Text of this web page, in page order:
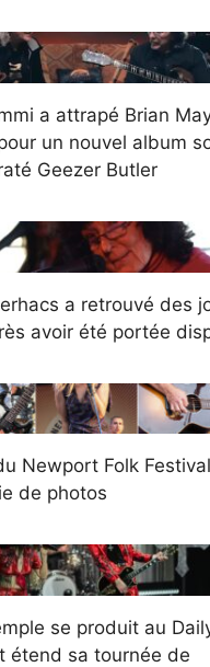
a attrapé Brian
un nouvel album
Geezer Butler
a retrouvé des
avoir été portée
Newport Folk
de photos
se produit au
étend sa tournée de